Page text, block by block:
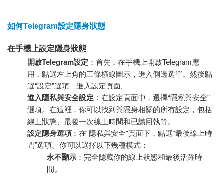
如何Telegram設定隱身狀態
在手機上設定隱身狀態
開啟Telegram設定 ：首先，在手機上開啟Telegram應
用，點選左上角的三條橫線圖示，進入側邊選單。然後點
選“設定”選項，進入設定頁面。
進入隱私與安全設定 ：在設定頁面中，選擇“隱私與安全”
選項。在這裡，你可以找到與隱身相關的所有設定，包括
線上狀態、最後一次線上時間和已讀回執等。
設定隱身選項 ：在“隱私與安全”頁面下，點選“最後線上時
間”選項。你可以選擇以下幾種模式：
永不顯示 ：完全隱藏你的線上狀態和最後活躍時
間。